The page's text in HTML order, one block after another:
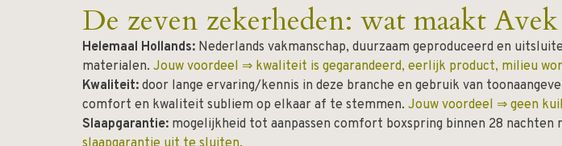
De zeven zekerheden: wat maakt
Helemaal Hollands: Nederlands vakmanschap, duurzaam geproduceerd en
materialen. Jouw voordeel ⇒ kwaliteit is gegarandeerd, eerlijk product, milieu
Kwaliteit: door lange ervaring/kennis in deze branche en gebruik van
comfort en kwaliteit subliem op elkaar af te stemmen. Jouw voordeel ⇒ geen
Slaapgarantie: mogelijkheid tot aanpassen comfort boxspring binnen 28 nachten